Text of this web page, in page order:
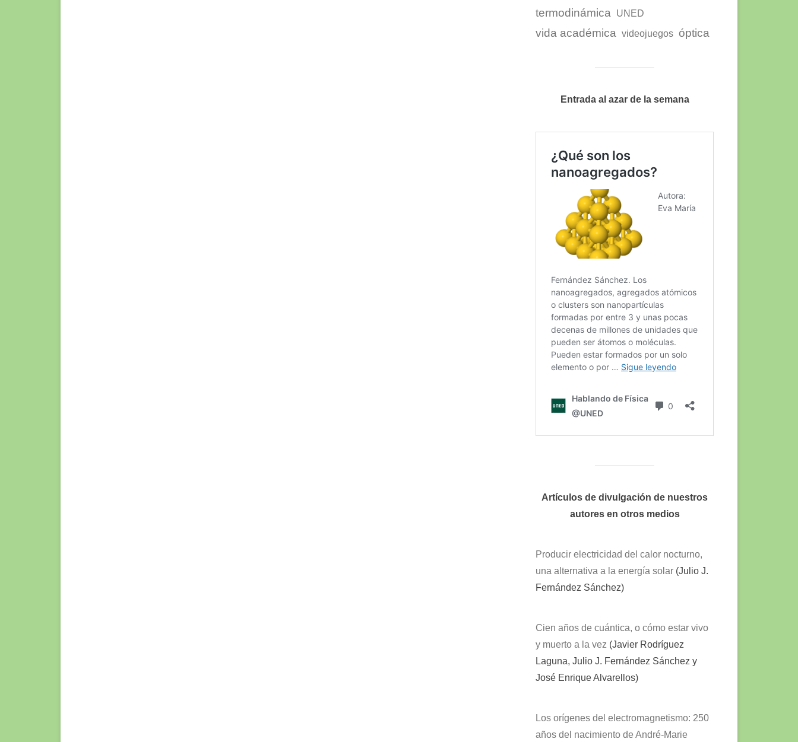
termodinámica UNED
vida académica videojuegos óptica
Entrada al azar de la semana
Artículos de divulgación de nuestros
autores en otros medios
Producir electricidad del calor nocturno,
una alternativa a la energía solar (Julio J.
Fernández Sánchez)
Cien años de cuántica, o cómo estar vivo
y muerto a la vez (Javier Rodríguez
Laguna, Julio J. Fernández Sánchez y
José Enrique Alvarellos)
Los orígenes del electromagnetismo: 250
años del nacimiento de André-Marie